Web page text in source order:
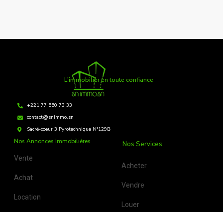
L'immobilier en toute confiance
+221 77 550 73 33
contact@snimmo.sn
Sacré-coeur 3 Pyrotechnique N°129B
Nos Annonces Immobiliéres
Vente
Achat
Location
Nos Services
Acheter
Vendre
Louer